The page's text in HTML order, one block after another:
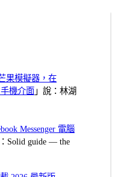
果模擬器，在
機介面 」說：林湖
Messenger 電腦
Solid guide — the